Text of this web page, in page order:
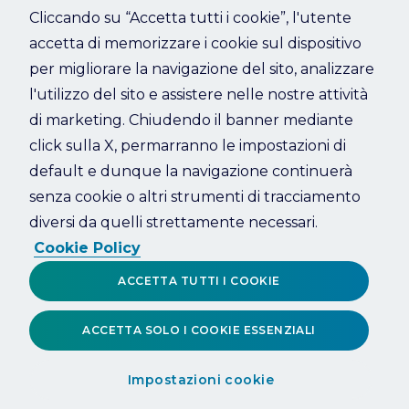
Refresh
Cliccando su “Accetta tutti i cookie”, l'utente
accetta di memorizzare i cookie sul dispositivo
per migliorare la navigazione del sito, analizzare
l'utilizzo del sito e assistere nelle nostre attività
di marketing. Chiudendo il banner mediante
click sulla X, permarranno le impostazioni di
default e dunque la navigazione continuerà
senza cookie o altri strumenti di tracciamento
diversi da quelli strettamente necessari.
Cookie Policy
Impostazioni cookie
ACCETTA SOLO I COOKIE ESSENZIALI
ACCETTA TUTTI I COOKIE